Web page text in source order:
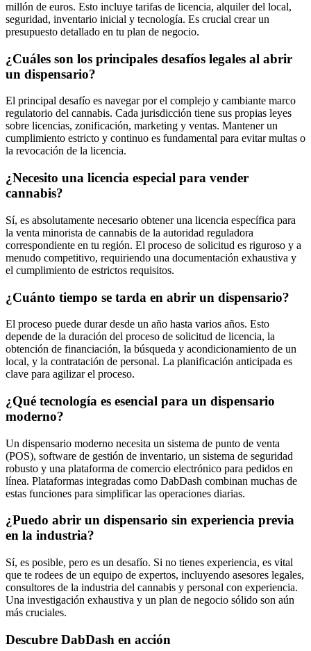
millón de euros. Esto incluye tarifas de licencia, alquiler del local,
seguridad, inventario inicial y tecnología. Es crucial crear un
presupuesto detallado en tu plan de negocio.
¿Cuáles son los principales desafíos legales al abrir
un dispensario?
El principal desafío es navegar por el complejo y cambiante marco
regulatorio del cannabis. Cada jurisdicción tiene sus propias leyes
sobre licencias, zonificación, marketing y ventas. Mantener un
cumplimiento estricto y continuo es fundamental para evitar multas o
la revocación de la licencia.
¿Necesito una licencia especial para vender
cannabis?
Sí, es absolutamente necesario obtener una licencia específica para
la venta minorista de cannabis de la autoridad reguladora
correspondiente en tu región. El proceso de solicitud es riguroso y a
menudo competitivo, requiriendo una documentación exhaustiva y
el cumplimiento de estrictos requisitos.
¿Cuánto tiempo se tarda en abrir un dispensario?
El proceso puede durar desde un año hasta varios años. Esto
depende de la duración del proceso de solicitud de licencia, la
obtención de financiación, la búsqueda y acondicionamiento de un
local, y la contratación de personal. La planificación anticipada es
clave para agilizar el proceso.
¿Qué tecnología es esencial para un dispensario
moderno?
Un dispensario moderno necesita un sistema de punto de venta
(POS), software de gestión de inventario, un sistema de seguridad
robusto y una plataforma de comercio electrónico para pedidos en
línea. Plataformas integradas como DabDash combinan muchas de
estas funciones para simplificar las operaciones diarias.
¿Puedo abrir un dispensario sin experiencia previa
en la industria?
Sí, es posible, pero es un desafío. Si no tienes experiencia, es vital
que te rodees de un equipo de expertos, incluyendo asesores legales,
consultores de la industria del cannabis y personal con experiencia.
Una investigación exhaustiva y un plan de negocio sólido son aún
más cruciales.
Descubre DabDash en acción